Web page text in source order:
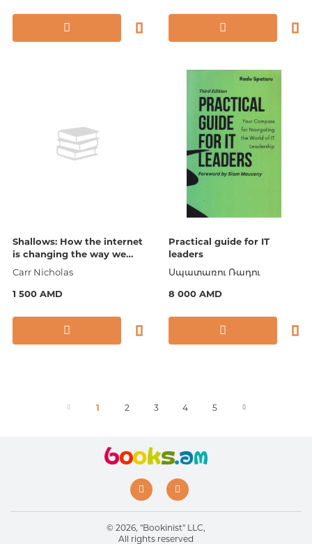
Shallows: How the internet
is changing the way we
read, think & remember
(վնասված)
Carr Nicholas
1 500 AMD
Practical guide for IT
leaders
Սպատառու Ռադու
8 000 AMD
1 2 3 4 5
© 2026, "Bookinist" LLC,
All rights reserved